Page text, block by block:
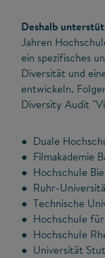
Deshalb
Jahren
ein spezifisches
Diversität und
entwickeln.
Diversity Audit
● Duale
● Filmakademie
● Hochschule
● Ruhr-
● Technische
● Hochschule für
● Hochschule
● Universität